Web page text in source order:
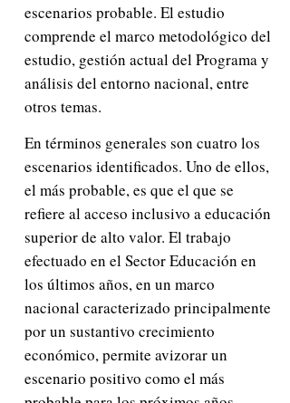
escenarios probable. El estudio
comprende el marco metodológico del
estudio, gestión actual del Programa y
análisis del entorno nacional, entre
otros temas.
En términos generales son cuatro los
escenarios identificados. Uno de ellos,
el más probable, es que el que se
refiere al acceso inclusivo a educación
superior de alto valor. El trabajo
efectuado en el Sector Educación en
los últimos años, en un marco
nacional caracterizado principalmente
por un sustantivo crecimiento
económico, permite avizorar un
escenario positivo como el más